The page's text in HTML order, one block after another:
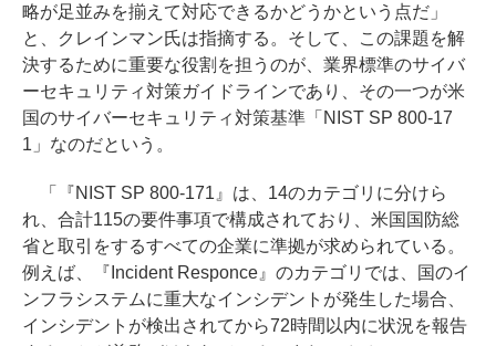
略が足並みを揃えて対応できるかどうかという点だ」
と、クレインマン氏は指摘する。そして、この課題を解
決するために重要な役割を担うのが、業界標準のサイバ
ーセキュリティ対策ガイドラインであり、その一つが米
国のサイバーセキュリティ対策基準「NIST SP 800-17
1」なのだという。
「『NIST SP 800-171』は、14のカテゴリに分けら
れ、合計115の要件事項で構成されており、米国国防総
省と取引をするすべての企業に準拠が求められている。
例えば、『Incident Responce』のカテゴリでは、国のイ
ンフラシステムに重大なインシデントが発生した場合、
インシデントが検出されてから72時間以内に状況を報告